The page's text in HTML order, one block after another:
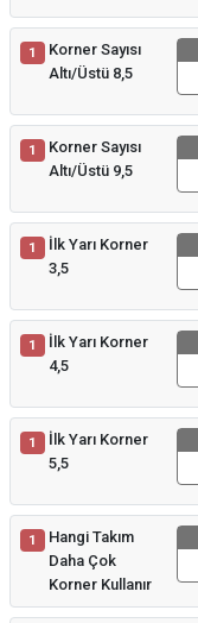
1
Korner Sayısı
Altı/Üstü 8,5
1
Korner Sayısı
Altı/Üstü 9,5
1
İlk Yarı Korner
3,5
1
İlk Yarı Korner
4,5
1
İlk Yarı Korner
5,5
1
Hangi Takım
Daha Çok
Korner Kullanır